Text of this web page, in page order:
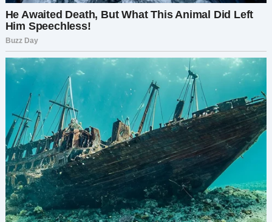
у неё есть папа…
— Пап, я сейчас на совещании. Можно я тебе
перезвоню?
Гудки. Даже не дала договорить.
Следующие трое не ответили. Только Томми
взял трубку.
— Привет, пап. Тут ад. Дети орут, у Лизы завал
на работе. Я перезвоню?
— Я скучаю, сын… — голос сорвался. — Помнишь,